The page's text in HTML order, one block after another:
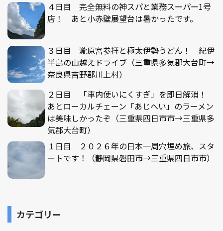
４日目 完全無料の神スパと業務スーパー1号
店！ あと小赤壁展望台は暑かったです。
３日目 瀧原宮参拝と極太伊勢うどん！ 紀伊
半島の山越えドライブ（三重県多気郡大台町→
奈良県吉野郡川上村）
２日目 「車内使いにくすぎ」を即日解消！
あとローカルチェーン「あじへい」のラーメン
は美味しかったぞ（三重県四日市市→三重県多
気郡大台町）
１日目 ２０２６年の日本一周穴埋め旅、スタ
ートです！（静岡県磐田市→三重県四日市市）
カテゴリー